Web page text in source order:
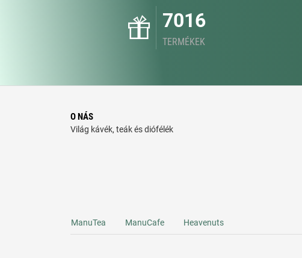
7016
TERMÉKEK
O NÁS
Világ kávék, teák és diófélék
ManuTea ManuCafe Heavenuts